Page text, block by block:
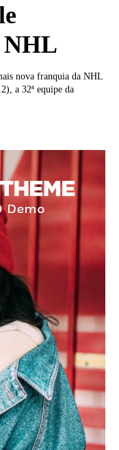
NHL
nova franquia da NHL
a 32ª equipe da